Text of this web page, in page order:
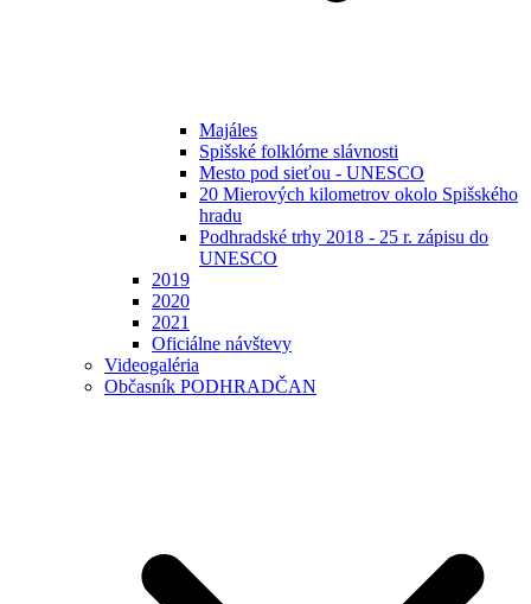
Majáles
Spišské folklórne slávnosti
Mesto pod sieťou - UNESCO
20 Mierových kilometrov okolo Spišského
hradu
Podhradské trhy 2018 - 25 r. zápisu do
UNESCO
2019
2020
2021
Oficiálne návštevy
Videogaléria
Občasník PODHRADČAN